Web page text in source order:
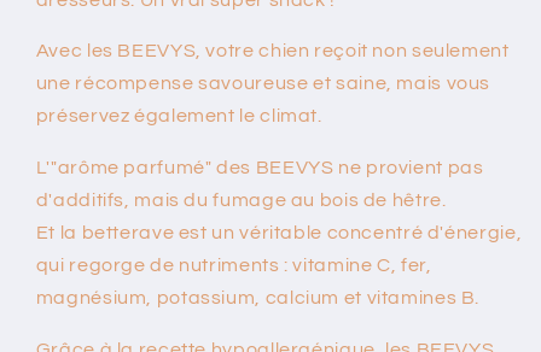
Avec les BEEVYS, votre chien reçoit non seulement
une récompense savoureuse et saine, mais vous
préservez également le climat.
L'"arôme parfumé" des BEEVYS ne provient pas
d'additifs, mais du fumage au bois de hêtre.
Et la betterave est un véritable concentré d'énergie,
qui regorge de nutriments : vitamine C, fer,
magnésium, potassium, calcium et vitamines B.